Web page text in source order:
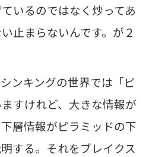
いるのではなく炒ってあ
止まらないんです。が２
ンキングの世界では「ピ
すけれど、大きな情報が
層情報がピラミッドの下
する。それをブレイクス